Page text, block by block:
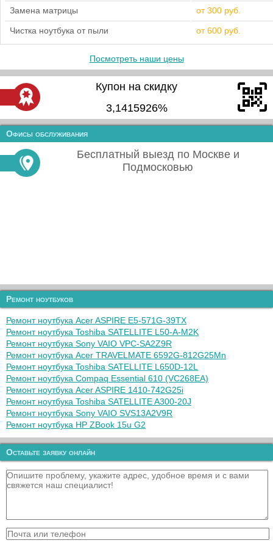
Замена матрицы от 300 руб.
Чистка ноутбука от пыли от 600 руб.
Посмотреть наши цены
Купон на скидку
3,1415926%
Офисы обслуживания
Бесплатный выезд по Москве и
Подмосковью
Ремонт ноутбуков
Ремонт ноутбука Acer ASPIRE E5-571G-39TX
Ремонт ноутбука Toshiba SATELLITE L50-A-M2K
Ремонт ноутбука Sony VAIO VPC-SA2Z9R
Ремонт ноутбука Acer TRAVELMATE 6592G-812G25Mn
Ремонт ноутбука Toshiba SATELLITE L650D-12L
Ремонт ноутбука Compaq Essential 610 (VC268EA)
Ремонт ноутбука Acer ASPIRE 1410-742G25i
Ремонт ноутбука Toshiba SATELLITE A300-20J
Ремонт ноутбука Sony VAIO SVS13A2V9R
Ремонт ноутбука HP ZBook 15u G2
Оставьте заявку онлайн